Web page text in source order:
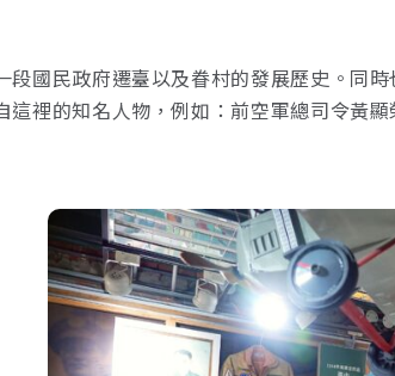
段國民政府遷臺以及眷村的發展歷史。同
這裡的知名人物，例如：前空軍總司令黃